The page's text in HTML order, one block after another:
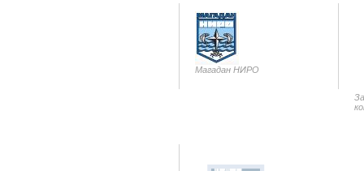
Магадан НИРО